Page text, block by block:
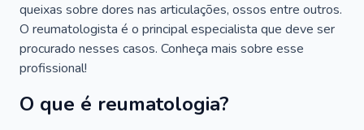
queixas sobre dores nas articulações, ossos entre outros.
O reumatologista é o principal especialista que deve ser
procurado nesses casos. Conheça mais sobre esse
profissional!
O que é reumatologia?